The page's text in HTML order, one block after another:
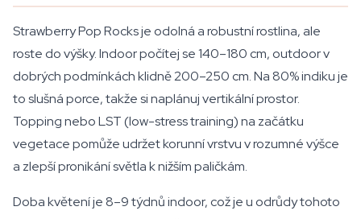
Strawberry Pop Rocks je odolná a robustní rostlina, ale
roste do výšky. Indoor počítej se 140–180 cm, outdoor v
dobrých podmínkách klidně 200–250 cm. Na 80% indiku je
to slušná porce, takže si naplánuj vertikální prostor.
Topping nebo LST (low-stress training) na začátku
vegetace pomůže udržet korunní vrstvu v rozumné výšce
a zlepší pronikání světla k nižším paličkám.
Doba květení je 8–9 týdnů indoor, což je u odrůdy tohoto